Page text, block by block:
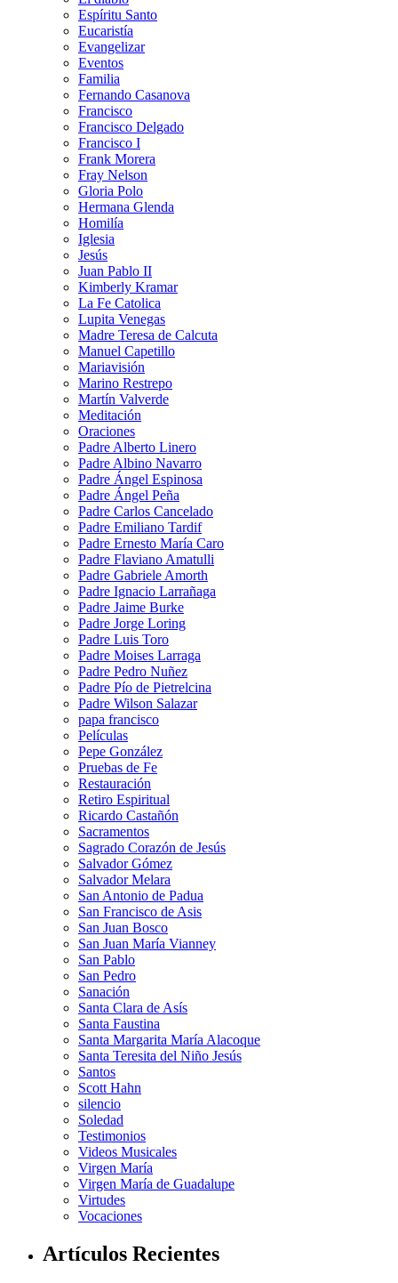
Espíritu Santo
Eucaristía
Evangelizar
Eventos
Familia
Fernando Casanova
Francisco
Francisco Delgado
Francisco I
Frank Morera
Fray Nelson
Gloria Polo
Hermana Glenda
Homilía
Iglesia
Jesús
Juan Pablo II
Kimberly Kramar
La Fe Catolica
Lupita Venegas
Madre Teresa de Calcuta
Manuel Capetillo
Mariavisión
Marino Restrepo
Martín Valverde
Meditación
Oraciones
Padre Alberto Linero
Padre Albino Navarro
Padre Ángel Espinosa
Padre Ángel Peña
Padre Carlos Cancelado
Padre Emiliano Tardif
Padre Ernesto María Caro
Padre Flaviano Amatulli
Padre Gabriele Amorth
Padre Ignacio Larrañaga
Padre Jaime Burke
Padre Jorge Loring
Padre Luis Toro
Padre Moises Larraga
Padre Pedro Nuñez
Padre Pío de Pietrelcina
Padre Wilson Salazar
papa francisco
Películas
Pepe González
Pruebas de Fe
Restauración
Retiro Espiritual
Ricardo Castañón
Sacramentos
Sagrado Corazón de Jesús
Salvador Gómez
Salvador Melara
San Antonio de Padua
San Francisco de Asis
San Juan Bosco
San Juan María Vianney
San Pablo
San Pedro
Sanación
Santa Clara de Asís
Santa Faustina
Santa Margarita María Alacoque
Santa Teresita del Niño Jesús
Santos
Scott Hahn
silencio
Soledad
Testimonios
Videos Musicales
Virgen María
Virgen María de Guadalupe
Virtudes
Vocaciones
Artículos Recientes